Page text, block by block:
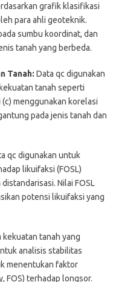
grafik klasifikasi
para ahli geoteknik.
sumbu koordinat, dan
tanah yang berbeda.
Tanah: Data qc digunakan
tanah seperti
menggunakan korelasi
pada jenis tanah dan
qc digunakan untuk
likuifaksi (FOSL)
Nilai FOSL
potensi likuifaksi yang
kekuatan tanah yang
analisis stabilitas
menentukan faktor
FOS) terhadap longsor.